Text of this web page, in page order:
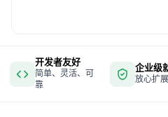
开发者友好
简单、灵活、可
靠
企业级
放心扩展